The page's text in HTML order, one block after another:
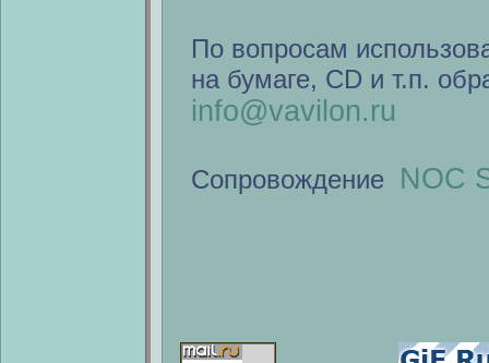
По вопросам
на бумаге, CD и т.п.
info@vavilon.ru
Сопровождение NOC